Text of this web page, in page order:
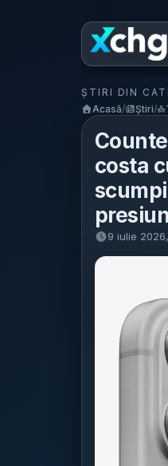
ȘTIRI DIN
Acasă/ Știri/
costa
9 iulie